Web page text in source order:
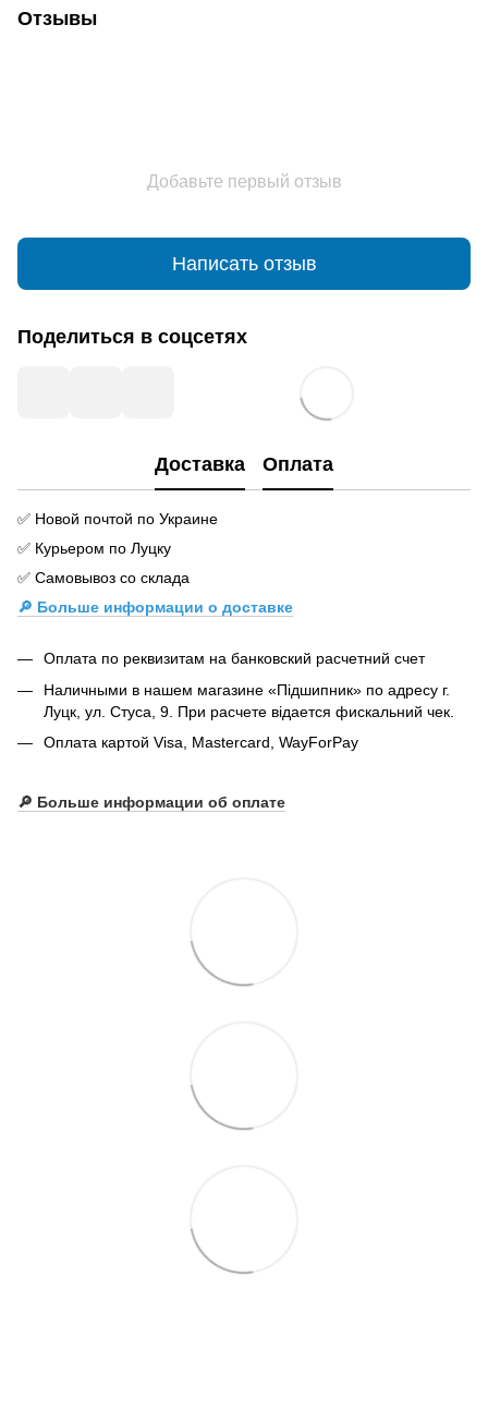
Отзывы
Добавьте первый отзыв
Написать отзыв
Поделиться в соцсетях
Доставка Оплата
✅ Новой почтой по Украине
✅ Курьером по Луцку
✅ Самовывоз со склада
🔎 Больше информации о доставке
Оплата по реквизитам на банковский расчетний счет
Наличными в нашем магазине «Підшипник» по адресу г.
Луцк, ул. Стуса, 9. При расчете відается фискальний чек.
Оплата картой Visa, Mastercard, WayForPay
🔎 Больше информации об оплате